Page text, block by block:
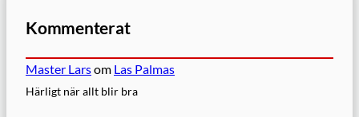
Kommenterat
Master Larsom Las Palmas
Härligt när allt blir bra